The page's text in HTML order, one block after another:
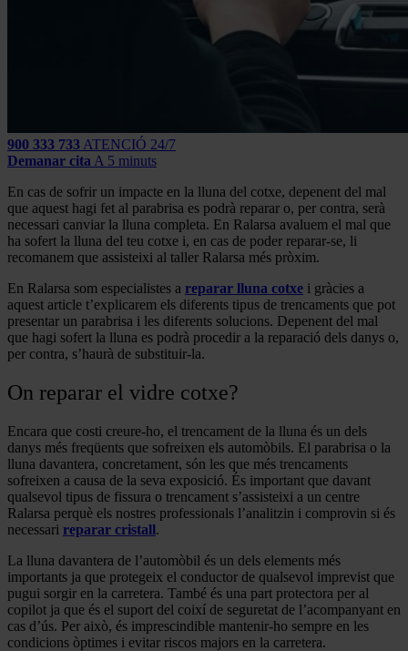
900 333 733 ATENCIÓ 24/7
Demanar cita A 5 minuts
En cas de sofrir un impacte en la lluna del cotxe, depenent del mal
que aquest hagi fet al parabrisa es podrà reparar o, per contra, serà
necessari canviar la lluna completa. En Ralarsa avaluem el mal que
ha sofert la lluna del teu cotxe i, en cas de poder reparar-se, li
recomanem que assisteixi al taller Ralarsa més pròxim.
En Ralarsa som especialistes a reparar lluna cotxe i gràcies a
aquest article t’explicarem els diferents tipus de trencaments que pot
presentar un parabrisa i les diferents solucions. Depenent del mal
que hagi sofert la lluna es podrà procedir a la reparació dels danys o,
per contra, s’haurà de substituir-la.
On reparar el vidre cotxe?
Encara que costi creure-ho, el trencament de la lluna és un dels
danys més freqüents que sofreixen els automòbils. El parabrisa o la
lluna davantera, concretament, són les que més trencaments
sofreixen a causa de la seva exposició. És important que davant
qualsevol tipus de fissura o trencament s’assisteixi a un centre
Ralarsa perquè els nostres professionals l’analitzin i comprovin si és
necessari reparar cristall.
La lluna davantera de l’automòbil és un dels elements més
importants ja que protegeix el conductor de qualsevol imprevist que
pugui sorgir en la carretera. També és una part protectora per al
copilot ja que és el suport del coixí de seguretat de l’acompanyant en
cas d’ús. Per això, és imprescindible mantenir-ho sempre en les
condicions òptimes i evitar riscos majors en la carretera.